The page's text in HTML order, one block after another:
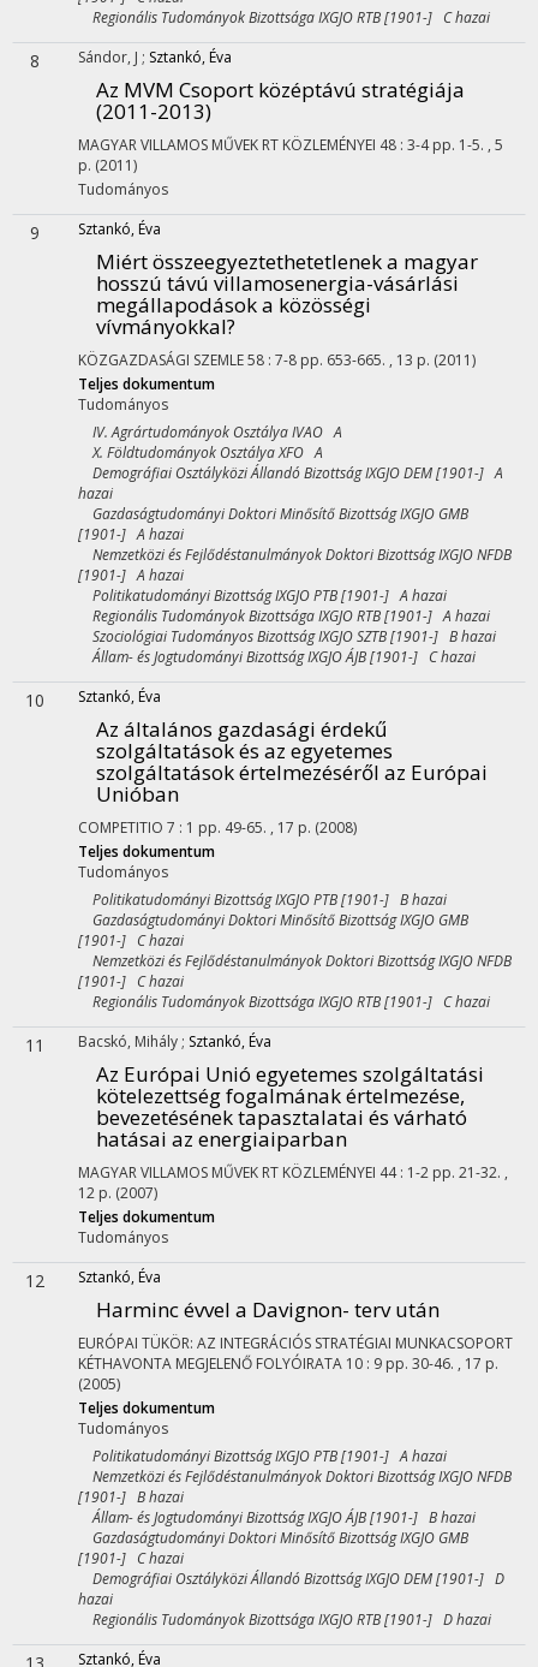
Regionális Tudományok Bizottsága IXGJO RTB [1901-] C hazai
8 Sándor, J ; Sztankó, Éva
Az MVM Csoport középtávú stratégiája
(2011-2013)
MAGYAR VILLAMOS MŰVEK RT KÖZLEMÉNYEI 48 : 3-4 pp. 1-5. , 5
p. (2011)
Tudományos
9 Sztankó, Éva
Miért összeegyeztethetetlenek a magyar
hosszú távú villamosenergia-vásárlási
megállapodások a közösségi
vívmányokkal?
KÖZGAZDASÁGI SZEMLE58 : 7-8 pp. 653-665. , 13 p. (2011)
Teljes dokumentum
Tudományos
IV. Agrártudományok Osztálya IVAO A
X. Földtudományok Osztálya XFO A
Demográfiai Osztályközi Állandó Bizottság IXGJO DEM [1901-] A
hazai
Gazdaságtudományi Doktori Minősítő Bizottság IXGJO GMB
[1901-] A hazai
Nemzetközi és Fejlődéstanulmányok Doktori Bizottság IXGJO NFDB
[1901-] A hazai
Politikatudományi Bizottság IXGJO PTB [1901-] A hazai
Regionális Tudományok Bizottsága IXGJO RTB [1901-] A hazai
Szociológiai Tudományos Bizottság IXGJO SZTB [1901-] B hazai
Állam- és Jogtudományi Bizottság IXGJO ÁJB [1901-] C hazai
10 Sztankó, Éva
Az általános gazdasági érdekű
szolgáltatások és az egyetemes
szolgáltatások értelmezéséről az Európai
Unióban
COMPETITIO 7 : 1 pp. 49-65. , 17 p. (2008)
Teljes dokumentum
Tudományos
Politikatudományi Bizottság IXGJO PTB [1901-] B hazai
Gazdaságtudományi Doktori Minősítő Bizottság IXGJO GMB
[1901-] C hazai
Nemzetközi és Fejlődéstanulmányok Doktori Bizottság IXGJO NFDB
[1901-] C hazai
Regionális Tudományok Bizottsága IXGJO RTB [1901-] C hazai
11 Bacskó, Mihály ; Sztankó, Éva
Az Európai Unió egyetemes szolgáltatási
kötelezettség fogalmának értelmezése,
bevezetésének tapasztalatai és várható
hatásai az energiaiparban
MAGYAR VILLAMOS MŰVEK RT KÖZLEMÉNYEI 44: 1-2 pp. 21-32. ,
12 p. (2007)
Teljes dokumentum
Tudományos
12 Sztankó, Éva
Harminc évvel a Davignon- terv után
EURÓPAI TÜKÖR: AZ INTEGRÁCIÓS STRATÉGIAI MUNKACSOPORT
KÉTHAVONTA MEGJELENŐ FOLYÓIRATA 10 : 9 pp. 30-46. , 17 p.
(2005)
Teljes dokumentum
Tudományos
Politikatudományi Bizottság IXGJO PTB [1901-] A hazai
Nemzetközi és Fejlődéstanulmányok Doktori Bizottság IXGJO NFDB
[1901-] B hazai
Állam- és Jogtudományi Bizottság IXGJO ÁJB [1901-] B hazai
Gazdaságtudományi Doktori Minősítő Bizottság IXGJO GMB
[1901-] C hazai
Demográfiai Osztályközi Állandó Bizottság IXGJO DEM [1901-] D
hazai
Regionális Tudományok Bizottsága IXGJO RTB [1901-] D hazai
Sztankó, Éva